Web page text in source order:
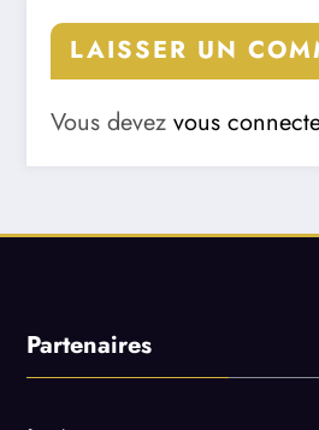
LAISSER UN
Vous devez vous
Partenaires